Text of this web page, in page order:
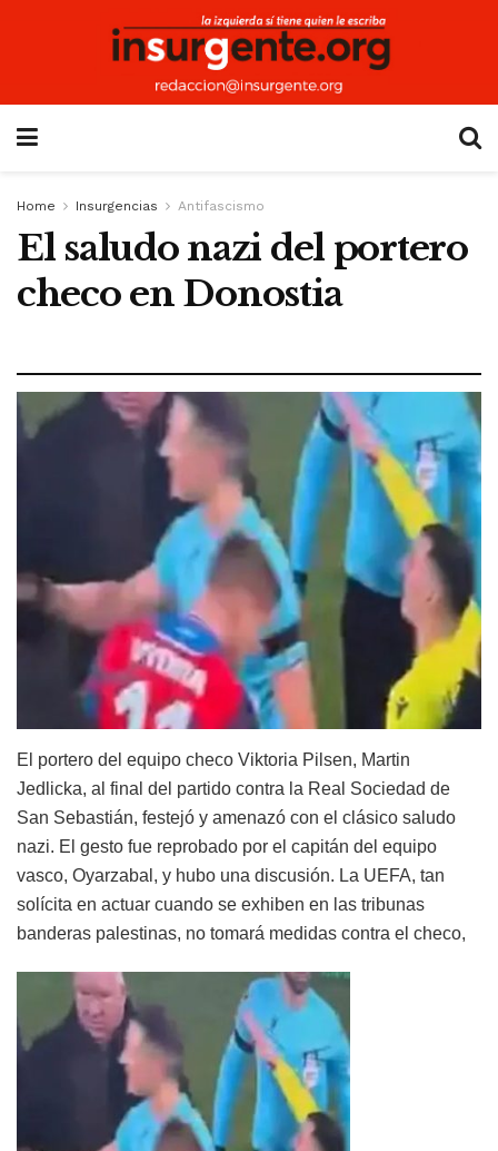
Home Insurgencias Antifascismo
El saludo nazi del portero
checo en Donostia
El portero del equipo checo Viktoria Pilsen, Martin
Jedlicka, al final del partido contra la Real Sociedad de
San Sebastián, festejó y amenazó con el clásico saludo
nazi. El gesto fue reprobado por el capitán del equipo
vasco, Oyarzabal, y hubo una discusión. La UEFA, tan
solícita en actuar cuando se exhiben en las tribunas
banderas palestinas, no tomará medidas contra el checo,